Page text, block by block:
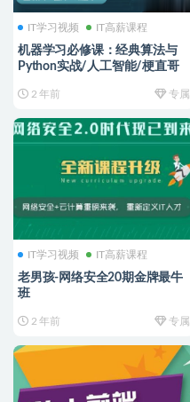
IT学习视频 IT高薪课程
机器学习必修课：经典算法与
Python实战/人工智能/梗直哥
2 年前 专属
IT学习视频 IT高薪课程
老男孩-网络安全20期金牌最牛
班
2 年前 专属